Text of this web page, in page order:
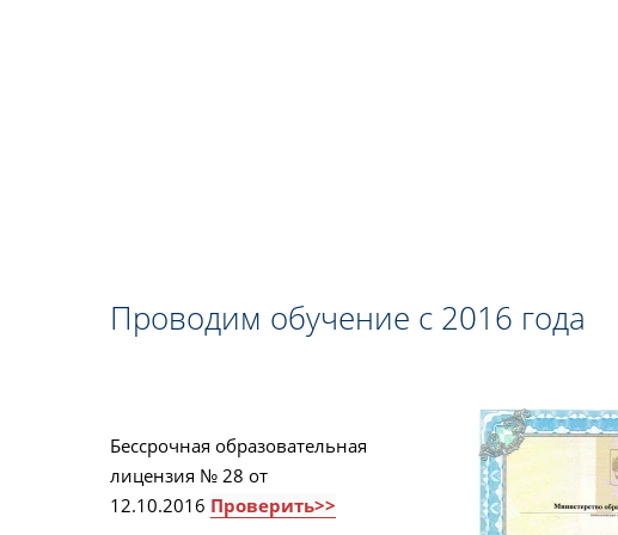
Проводим обучение с 2016 года
Бессрочная образовательная
лицензия № 28 от
12.10.2016 Проверить>>